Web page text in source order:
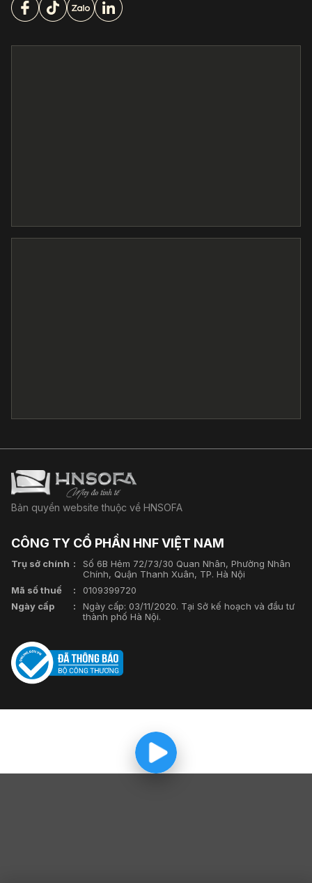
Bản quyền website thuộc về HNSOFA
CÔNG TY CỔ PHẦN HNF VIỆT NAM
Trụ sở chính
Số 6B Hẻm 72/73/30 Quan Nhân, Phường Nhân
Chính, Quận Thanh Xuân, TP. Hà Nội
Mã số thuế
0109399720
Ngày cấp
Ngày cấp: 03/11/2020. Tại Sở kế hoạch và đầu tư
thành phố Hà Nội.